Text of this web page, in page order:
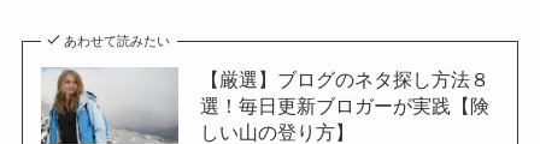
あわせて読みたい
【厳選】ブログのネタ探し方法８
選！毎日更新ブロガーが実践【険
しい山の登り方】